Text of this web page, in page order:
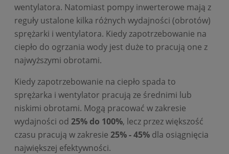
wentylatora. Natomiast pompy inwerterowe mają z
reguły ustalone kilka różnych wydajności (obrotów)
sprężarki i wentylatora. Kiedy zapotrzebowanie na
ciepło do ogrzania wody jest duże to pracują one z
najwyższymi obrotami.
Kiedy zapotrzebowanie na ciepło spada to
sprężarka i wentylator pracują ze średnimi lub
niskimi obrotami. Mogą pracować w zakresie
wydajności od 25% do 100%, lecz przez większość
czasu pracują w zakresie 25% - 45% dla osiągnięcia
największej efektywności.